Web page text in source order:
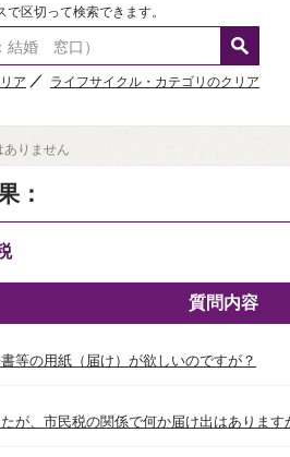
区切って検索できます。
ア ライフサイクル・カテゴリのクリア
：
ありません
質問内容
等の用紙（届け）が欲しいのですが？
が、市民税の関係で何か届け出はあります